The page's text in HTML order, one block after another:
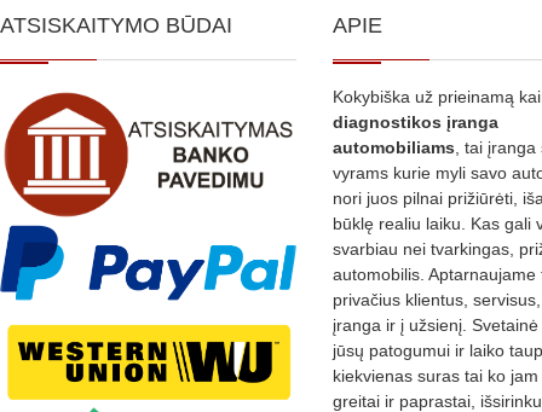
ATSISKAITYMO BŪDAI APIE
Kokybiška už prieinamą
diagnostikos įranga
automobiliams , tai
vyrams kurie myli savo
nori juos pilnai prižiūrėti,
būklę realiu laiku. Kas gali
svarbiau nei tvarkingas,
automobilis. Aptarnaujame
privačius klientus,
įranga ir į užsienį.
jūsų patogumui ir laiko
kiekvienas suras tai ko
greitai ir paprastai,